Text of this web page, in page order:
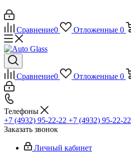
Сравнение0 Отложенные 0
Сравнение0 Отложенные 0
Телефоны
+7 (4932) 95-22-22 +7 (4932) 95-22-22
Заказать звонок
Личный кабинет